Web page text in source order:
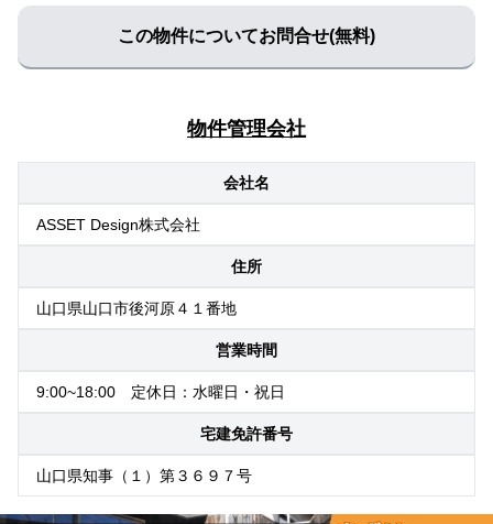
この物件についてお問合せ(無料)
物件管理会社
会社名
ASSET Design株式会社
住所
山口県山口市後河原４１番地
営業時間
9:00~18:00 定休日：水曜日・祝日
宅建免許番号
山口県知事（１）第３６９７号